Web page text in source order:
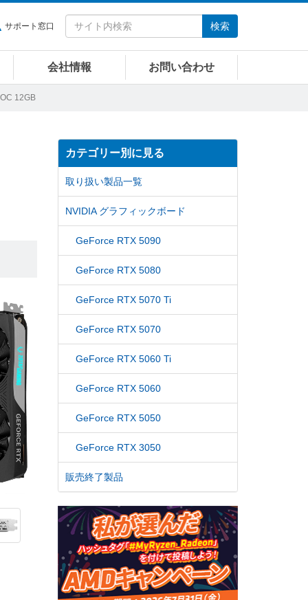
サポート窓口 検索
会社情報 お問い合わせ
12GB
カテゴリー別に見る
取り扱い製品一覧
NVIDIA グラフィックボード
GeForce RTX 5090
GeForce RTX 5080
GeForce RTX 5070 Ti
GeForce RTX 5070
GeForce RTX 5060 Ti
GeForce RTX 5060
GeForce RTX 5050
GeForce RTX 3050
販売終了製品